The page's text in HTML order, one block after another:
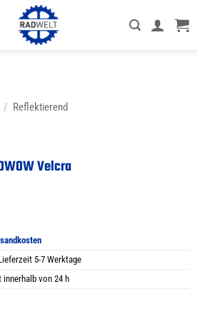
/ Reflektierend
Velcra
5-7 Werktage
innerhalb von 24 h